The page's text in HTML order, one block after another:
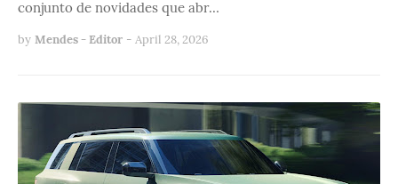
conjunto de novidades que abr…
by Mendes - Editor - April 28, 2026